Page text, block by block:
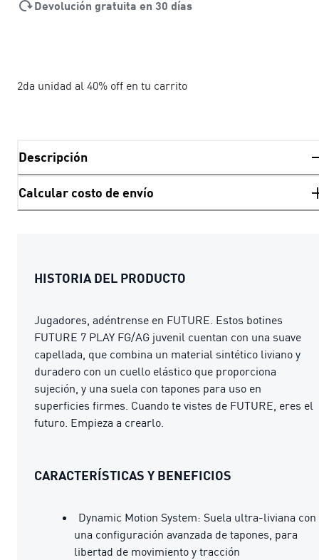
Devolución gratuita en 30 días
2da unidad al 40% off en tu carrito
Descripción
Calcular costo de envío
HISTORIA DEL PRODUCTO
Jugadores, adéntrense en FUTURE. Estos botines
FUTURE 7 PLAY FG/AG juvenil cuentan con una suave
capellada, que combina un material sintético liviano y
duradero con un cuello elástico que proporciona
sujeción, y una suela con tapones para uso en
superficies firmes. Cuando te vistes de FUTURE, eres el
futuro. Empieza a crearlo.
CARACTERÍSTICAS Y BENEFICIOS
Dynamic Motion System: Suela ultra-liviana con
una configuración avanzada de tapones, para
libertad de movimiento y tracción